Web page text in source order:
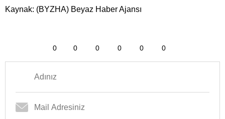
Kaynak: (BYZHA) Beyaz Haber Ajansı
0 0 0 0 0 0